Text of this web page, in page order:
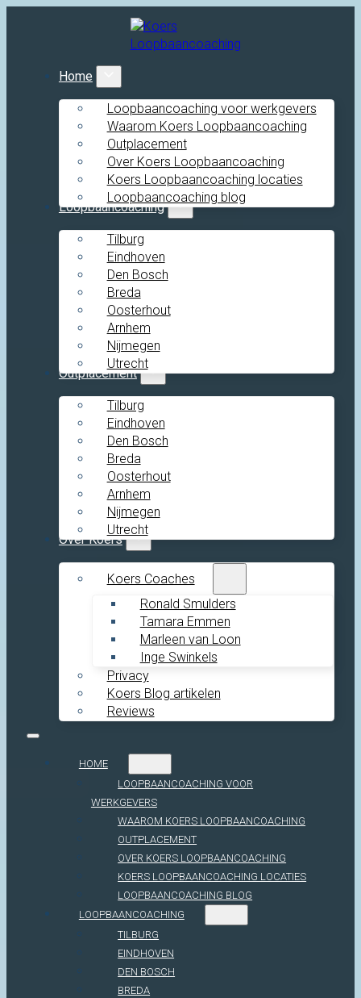
Home
Loopbaancoaching voor werkgevers
Waarom Koers Loopbaancoaching
Outplacement
Over Koers Loopbaancoaching
Koers Loopbaancoaching locaties
Loopbaancoaching blog
Loopbaancoaching
Tilburg
Eindhoven
Den Bosch
Breda
Oosterhout
Arnhem
Nijmegen
Utrecht
Outplacement
Tilburg
Eindhoven
Den Bosch
Breda
Oosterhout
Arnhem
Nijmegen
Utrecht
Over Koers
Koers Coaches
Ronald Smulders
Tamara Emmen
Marleen van Loon
Inge Swinkels
Privacy
Koers Blog artikelen
Reviews
HOME
LOOPBAANCOACHING VOOR
WERKGEVERS
WAAROM KOERS LOOPBAANCOACHING
OUTPLACEMENT
OVER KOERS LOOPBAANCOACHING
KOERS LOOPBAANCOACHING LOCATIES
LOOPBAANCOACHING BLOG
LOOPBAANCOACHING
TILBURG
EINDHOVEN
DEN BOSCH
BREDA